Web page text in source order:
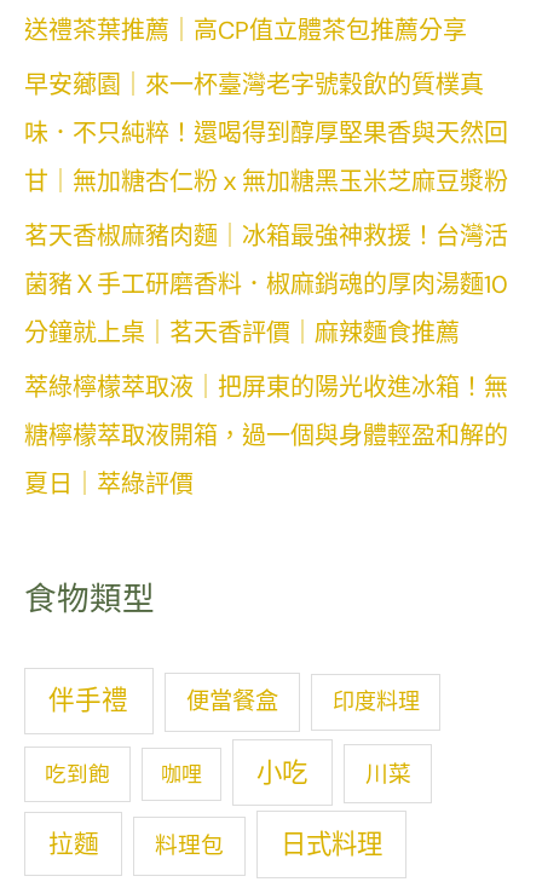
送禮茶葉推薦｜高CP值立體茶包推薦分享
早安薌園｜來一杯臺灣老字號穀飲的質樸真
味．不只純粹！還喝得到醇厚堅果香與天然回
甘｜無加糖杏仁粉ｘ無加糖黑玉米芝麻豆漿粉
茗天香椒麻豬肉麵｜冰箱最強神救援！台灣活
菌豬Ｘ手工研磨香料．椒麻銷魂的厚肉湯麵10
分鐘就上桌｜茗天香評價｜麻辣麵食推薦
萃綠檸檬萃取液｜把屏東的陽光收進冰箱！無
糖檸檬萃取液開箱，過一個與身體輕盈和解的
夏日｜萃綠評價
食物類型
伴手禮 便當餐盒 印度料理
吃到飽 咖哩 小吃 川菜
拉麵 料理包 日式料理